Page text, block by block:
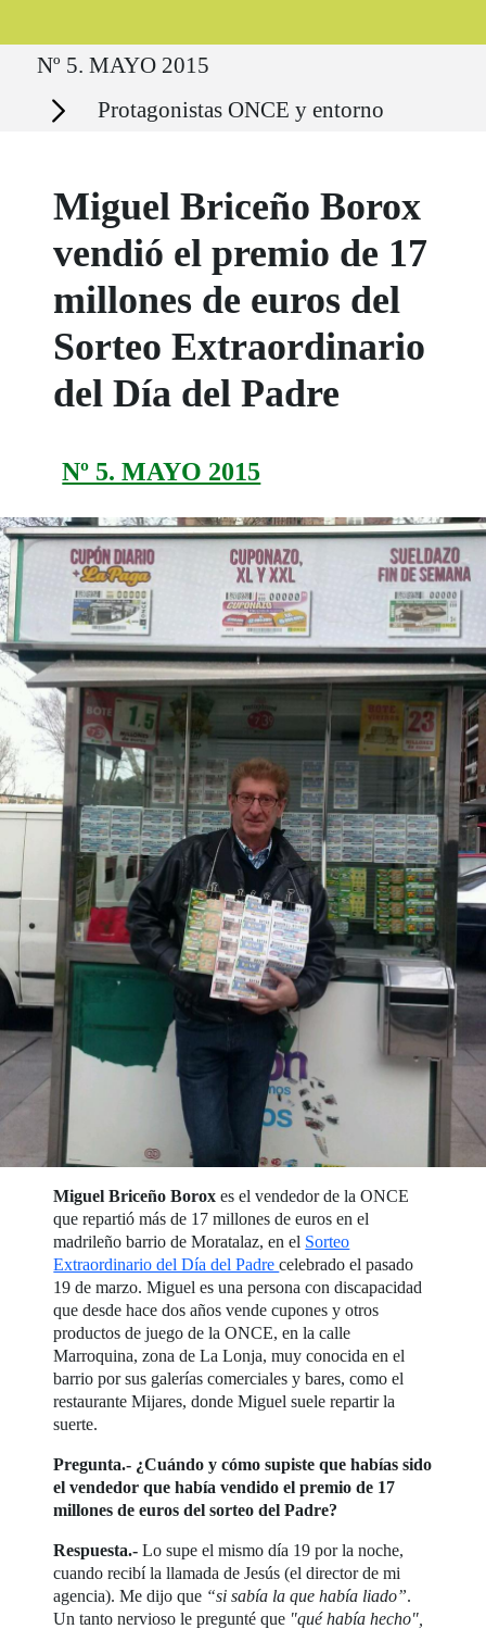
Ruta del sitio
Nº 5. MAYO 2015
Secciones Protagonistas ONCE y entorno
Miguel Briceño Borox
vendió el premio de 17
millones de euros del
Sorteo Extraordinario
del Día del Padre
Nº 5. MAYO 2015
Miguel Briceño Borox es el vendedor de la ONCE
que repartió más de 17 millones de euros en el
madrileño barrio de Moratalaz, en el Sorteo
Extraordinario del Día del Padrecelebrado el pasado
19 de marzo. Miguel es una persona con discapacidad
que desde hace dos años vende cupones y otros
productos de juego de la ONCE, en la calle
Marroquina, zona de La Lonja, muy conocida en el
barrio por sus galerías comerciales y bares, como el
restaurante Mijares, donde Miguel suele repartir la
suerte.
Pregunta.- ¿Cuándo y cómo supiste que habías sido
el vendedor que había vendido el premio de 17
millones de euros del sorteo del Padre?
Respuesta.- Lo supe el mismo día 19 por la noche,
cuando recibí la llamada de Jesús (el director de mi
agencia). Me dijo que “si sabía la que había liado”.
Un tanto nervioso le pregunté que "qué había hecho",